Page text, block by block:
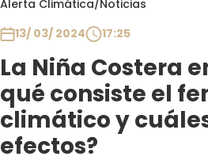
Alerta Climática/Noticias
13/ 03/ 2024
17:25
La Niña Costera
qué consiste el
climático y
efectos?
Club De La Comedia
Contigo en Directo
Plan Perfecto
El Tiempo
Sabingo
Todos Los Programas